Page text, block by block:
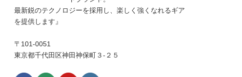
最新鋭のテクノロジーを採用し、楽しく強くなれるギア
を提供します』
〒101-0051
東京都千代田区神田神保町３-２５